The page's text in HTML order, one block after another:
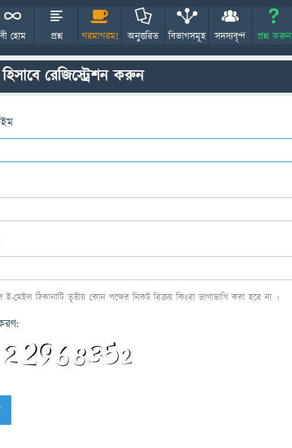
বী হোম প্রশ্ন গরমাগরম! অনুত্তরিত বিভাগসমূহ সদস্যবৃন্দ প্রশ্ন করুন
রেজিস্ট্রেশন করুন
মেইল ঠিকানাটি তৃতীয় কোন পক্ষের নিকট বিক্রয় কিংবা ভাগাভাগি করা হবে না ।